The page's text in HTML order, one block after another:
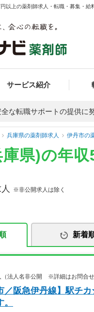
以上の薬剤師求人・転職・募集・給
サービス紹介
な転職サポートの提供に
兵庫県の薬剤師求人 伊丹市の
県)の年
※非公開求人は除く
新着
（法人名非公開 ※詳細はお問合せ
／阪急伊丹線】駅チ